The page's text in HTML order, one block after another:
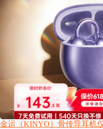
金运（KINYO）骨传导耳机